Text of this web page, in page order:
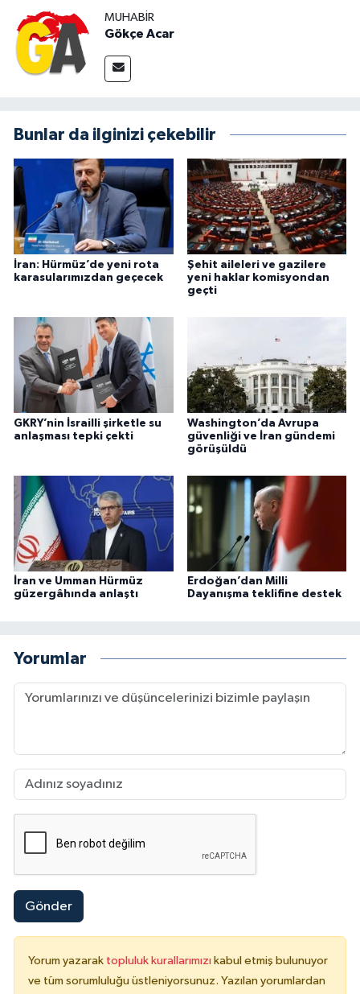
MUHABIR
Gökçe Acar
Bunlar da ilginizi çekebilir
İran: Hürmüz’de yeni rota
karasularımızdan geçecek
Şehit aileleri ve gazilere
yeni haklar komisyondan
geçti
GKRY’nin İsrailli şirketle su
anlaşması tepki çekti
Washington’da Avrupa
güvenliği ve İran gündemi
görüşüldü
İran ve Umman Hürmüz
güzergâhında anlaştı
Erdoğan’dan Milli
Dayanışma teklifine destek
Yorumlar
Gönder
Yorum yazarak topluluk kurallarımızı kabul etmiş bulunuyor
ve tüm sorumluluğu üstleniyorsunuz. Yazılan yorumlardan